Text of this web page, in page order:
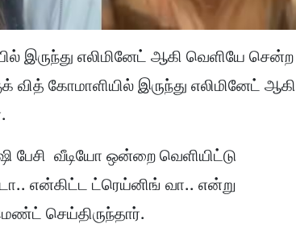
இருந்து எலிமினேட் ஆகி வெளியே சென்ற
வித் கோமாளியில் இருந்து எலிமினேட் ஆகி
பேசி வீடியோ ஒன்றை வெளியிட்டு
என்கிட்ட ட்ரெய்னிங் வா.. என்று
செய்திருந்தார்.